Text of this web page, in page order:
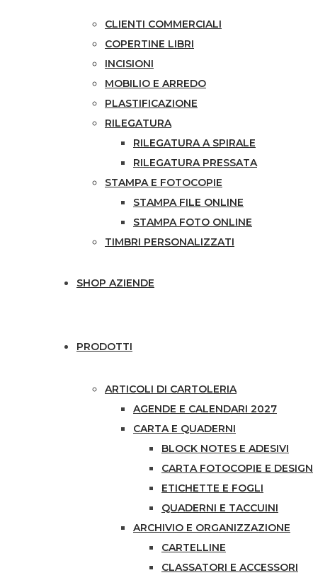
CLIENTI COMMERCIALI
COPERTINE LIBRI
INCISIONI
MOBILIO E ARREDO
PLASTIFICAZIONE
RILEGATURA
RILEGATURA A SPIRALE
RILEGATURA PRESSATA
STAMPA E FOTOCOPIE
STAMPA FILE ONLINE
STAMPA FOTO ONLINE
TIMBRI PERSONALIZZATI
SHOP AZIENDE
PRODOTTI
ARTICOLI DI CARTOLERIA
AGENDE E CALENDARI 2027
CARTA E QUADERNI
BLOCK NOTES E ADESIVI
CARTA FOTOCOPIE E DESIGN
ETICHETTE E FOGLI
QUADERNI E TACCUINI
ARCHIVIO E ORGANIZZAZIONE
CARTELLINE
CLASSATORI E ACCESSORI